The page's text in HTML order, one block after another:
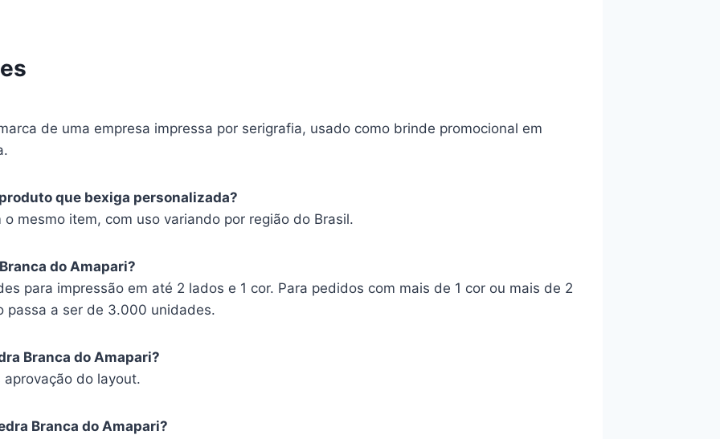
de uma empresa impressa por serigrafia, usado como brinde promocional em
que bexiga personalizada?
mesmo item, com uso variando por região do Brasil.
do Amapari?
para impressão em até 2 lados e 1 cor. Para pedidos com mais de 1 cor ou mais de 2
passa a ser de 3.000 unidades.
Branca do Amapari?
do layout.
Branca do Amapari?